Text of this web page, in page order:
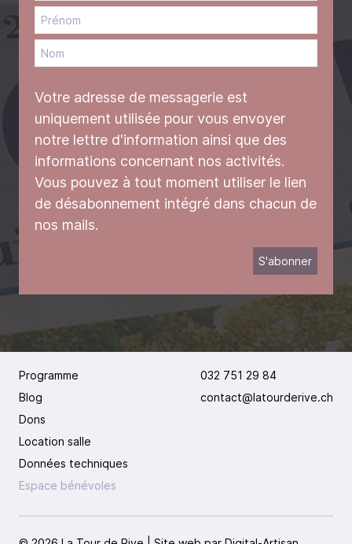
Votre adresse de messagerie est
uniquement utilisée pour vous envoyer
notre lettre d'information ainsi que des
informations concernant nos activités.
Vous pouvez à tout moment utiliser le lien
de désabonnement intégré dans chacun de
nos mails.
Programme
Blog
Dons
Location salle
Données techniques
Espace bénévoles
032 751 29 84
contact@latourderive.ch